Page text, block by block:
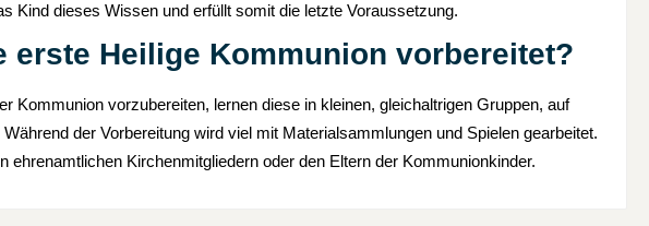
Kind dieses Wissen und erfüllt somit die letzte Voraussetzung.
erste Heilige Kommunion vorbereitet?
Kommunion vorzubereiten, lernen diese in kleinen, gleichaltrigen Gruppen, auf
der Vorbereitung wird viel mit Materialsammlungen und Spielen gearbeitet.
ehrenamtlichen Kirchenmitgliedern oder den Eltern der Kommunionkinder.